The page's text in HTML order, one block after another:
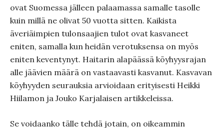
ovat Suomessa jälleen palaamassa samalle tasolle
kuin millä ne olivat 50 vuotta sitten. Kaikista
äveriäimpien tulonsaajien tulot ovat kasvaneet
eniten, samalla kun heidän verotuksensa on myös
eniten keventynyt. Haitarin alapäässä köyhyysrajan
alle jäävien määrä on vastaavasti kasvanut. Kasvavan
köyhyyden seurauksia arvioidaan erityisesti Heikki
Hiilamon ja Jouko Karjalaisen artikkeleissa.
Se voidaanko tälle tehdä jotain, on oikeammin